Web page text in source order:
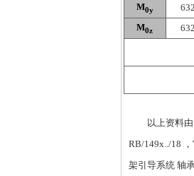
M0y
M0z
以上资料
RB/149x../18
架引导系统 轴